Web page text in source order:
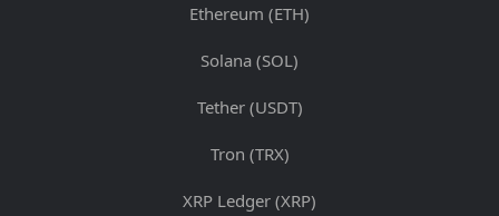
Ethereum (ETH)
Solana (SOL)
Tether (USDT)
Tron (TRX)
XRP Ledger (XRP)